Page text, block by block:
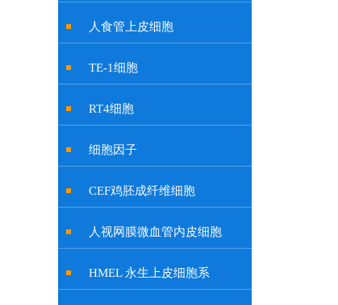
人食管上皮细胞
TE-1细胞
RT4细胞
细胞因子
CEF鸡胚成纤维细胞
人视网膜微血管内皮细胞
HMEL 永生上皮细胞系